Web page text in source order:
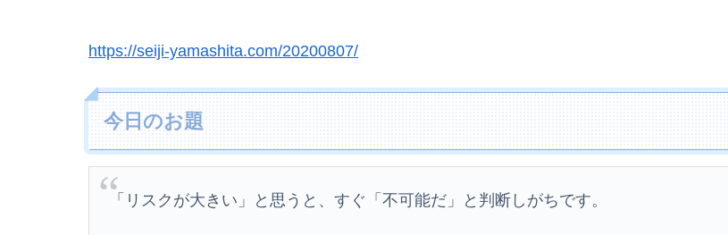
https://seiji-yamashita.com/20200807/
今日のお題
「リスクが大きい」と思うと、すぐ「不可能だ」と判断しがちです。